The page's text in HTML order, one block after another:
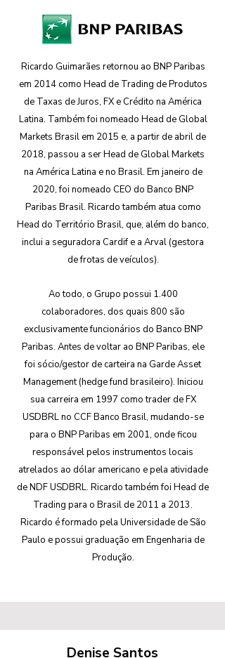
Ricardo Guimarães retornou ao BNP Paribas
em 2014 como Head de Trading de Produtos
de Taxas de Juros, FX e Crédito na América
Latina. Também foi nomeado Head de Global
Markets Brasil em 2015 e, a partir de abril de
2018, passou a ser Head de Global Markets
na América Latina e no Brasil. Em janeiro de
2020, foi nomeado CEO do Banco BNP
Paribas Brasil. Ricardo também atua como
Head do Território Brasil, que, além do banco,
inclui a seguradora Cardif e a Arval (gestora
de frotas de veículos).
Ao todo, o Grupo possui 1.400
colaboradores, dos quais 800 são
exclusivamente funcionários do Banco BNP
Paribas. Antes de voltar ao BNP Paribas, ele
foi sócio/gestor de carteira na Garde Asset
Management (hedge fund brasileiro). Iniciou
sua carreira em 1997 como trader de FX
USDBRL no CCF Banco Brasil, mudando-se
para o BNP Paribas em 2001, onde ficou
responsável pelos instrumentos locais
atrelados ao dólar americano e pela atividade
de NDF USDBRL. Ricardo também foi Head de
Trading para o Brasil de 2011 a 2013.
Ricardo é formado pela Universidade de São
Paulo e possui graduação em Engenharia de
Produção.
Denise Santos